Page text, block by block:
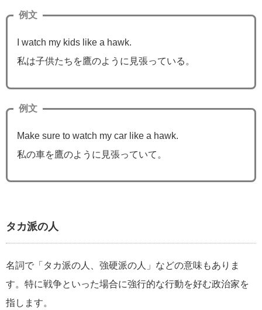
例文
I watch my kids like a hawk.
私は子供たちを鷹のように見張っている。
例文
Make sure to watch my car like a hawk.
私の車を鷹のように見張っていて。
タカ派の人
名詞で「タカ派の人、強硬派の人」などの意味もありま
す。特に戦争といった場合に強行的な行動を好む政治家を
指します。